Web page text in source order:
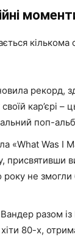
рекорд,
кар’єрі –
поп-
«What Was I
присвятивши
року не змогли
разом
80-х,